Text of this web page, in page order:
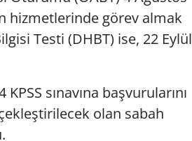
hizmetlerinde görev almak
Testi (DHBT) ise, 22 Eylül
sınavına başvurularını
olan sabah